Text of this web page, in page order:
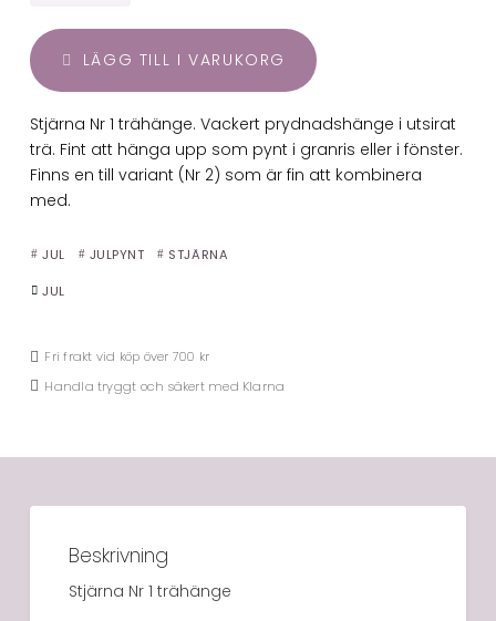
LÄGG TILL I VARUKORG
Stjärna Nr 1 trähänge. Vackert prydnadshänge i utsirat
trä. Fint att hänga upp som pynt i granris eller i fönster.
Finns en till variant (Nr 2) som är fin att kombinera
med.
JUL JULPYNT STJÄRNA
JUL
Fri frakt vid köp över 700 kr
Handla tryggt och säkert med Klarna
Beskrivning
Stjärna Nr 1 trähänge